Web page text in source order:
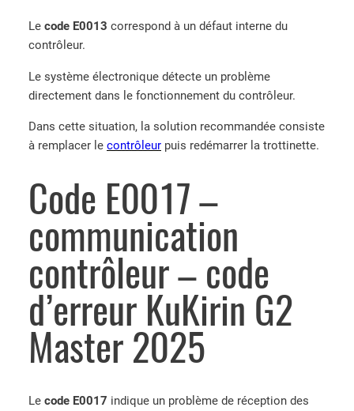
Le code E0013 correspond à un défaut interne du
contrôleur.
Le système électronique détecte un problème
directement dans le fonctionnement du contrôleur.
Dans cette situation, la solution recommandée consiste
à remplacer le contrôleur puis redémarrer la trottinette.
Code E0017 –
communication
contrôleur – code
d’erreur KuKirin G2
Master 2025
Le code E0017 indique un problème de réception des